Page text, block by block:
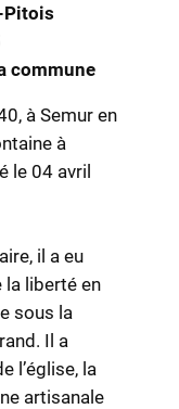
Pitois
commune
à Semur en
à
le 04 avril
il a eu
la liberté en
sous la
Il a
l’église, la
artisanale